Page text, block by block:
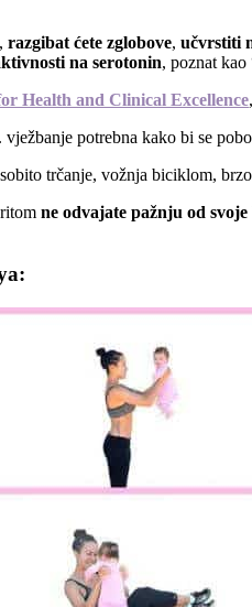
razgibat ćete zglobove, učvrstiti
na serotonin, poznat kao
Health and Clinical Excellence
vježbanje potrebna kako bi se
trčanje, vožnja biciklom,
ne odvajate pažnju od svoje